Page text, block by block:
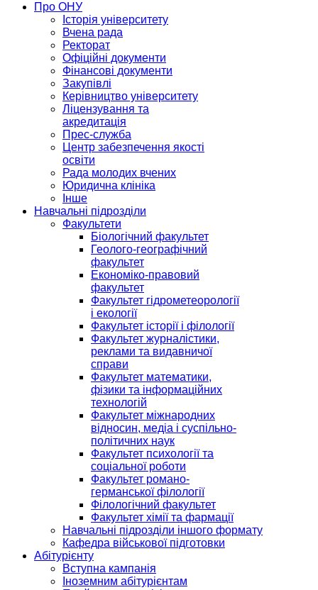
Про ОНУ
Історія університету
Вчена рада
Ректорат
Офіційні документи
Фінансові документи
Закупівлі
Керівництво університету
Ліцензування та
акредитація
Прес-служба
Центр забезпечення якості
освіти
Рада молодих вчених
Юридична клініка
Інше
Навчальні підрозділи
Факультети
Біологічний факультет
Геолого-географічний
факультет
Економіко-правовий
факультет
Факультет гідрометеорології
і екології
Факультет історії і філології
Факультет журналістики,
реклами та видавничої
справи
Факультет математики,
фізики та інформаційних
технологій
Факультет міжнародних
відносин, медіа і суспільно-
політичних наук
Факультет психології та
соціальної роботи
Факультет романо-
германської філології
Філологічний факультет
Факультет хімії та фармації
Навчальні підрозділи іншого формату
Кафедра військової підготовки
Абітурієнту
Вступна кампанія
Іноземним абітурієнтам